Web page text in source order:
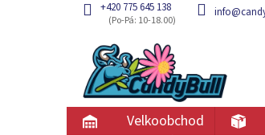
+420 775 645 138
Velkoobchod